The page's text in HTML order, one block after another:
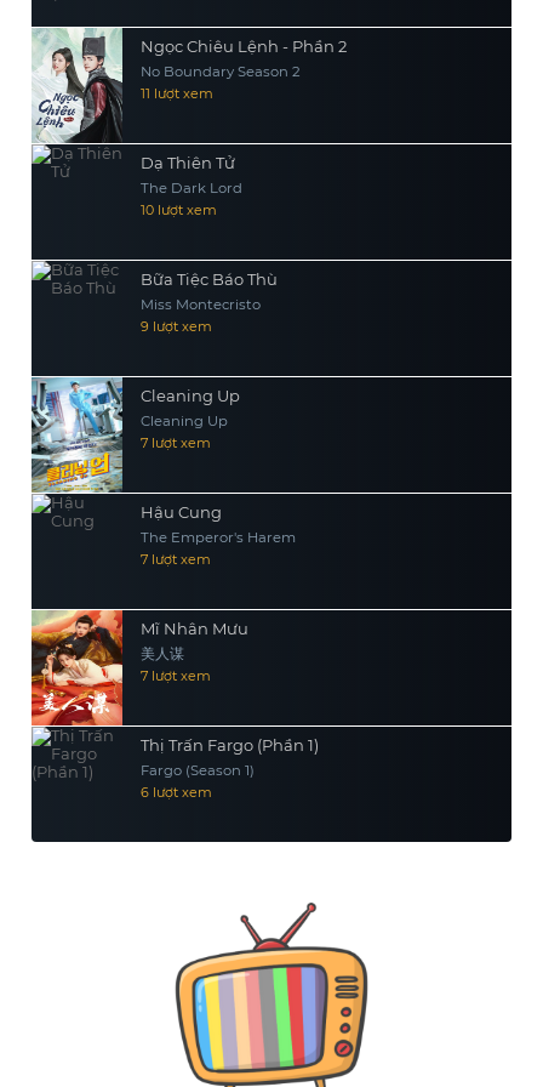
Ngọc Chiêu Lệnh - Phần 2
No Boundary Season 2
11 lượt xem
Dạ Thiên Tử
The Dark Lord
10 lượt xem
Bữa Tiệc Báo Thù
Miss Montecristo
9 lượt xem
Cleaning Up
Cleaning Up
7 lượt xem
Hậu Cung
The Emperor's Harem
7 lượt xem
Mĩ Nhân Mưu
美人谋
7 lượt xem
Thị Trấn Fargo (Phần 1)
Fargo (Season 1)
6 lượt xem